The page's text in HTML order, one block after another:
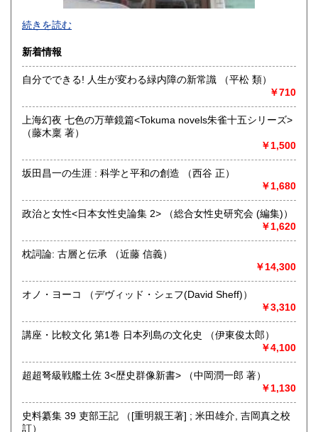
熊本県
宮崎県
沖縄県 300円
不死鳥BOOKSでは、書籍だけでなくCD、DVD、レコード、
ゲーム、おもちゃ、骨董品まであらゆるものの買い取りがで
にお問い合わせください。出張費は、無料です。
沿線名：伯備線・桃太郎線(吉備線)
営業時間：9時から17時
定休日：年中無休
不死鳥BOOKSでは、書籍だけでなくCD、DVD、レコード、
ゲーム、おもちゃ、骨董品まであらゆるものの買い取りがで
にお問い合わせください。出張費は、無料です。
取り扱い分野
哲学宗教、歴史、社会科学、自然科学、美術工芸、趣味、外
続きを読む
新着情報
自分でできる! 人生が変わる緑内障の新常識 （平松 類）
￥710
上海幻夜 七色の万華鏡篇<Tokuma novels朱雀十五シリーズ>
（藤木稟 著）
￥1,500
坂田昌一の生涯 : 科学と平和の創造 （西谷 正）
￥1,680
政治と女性<日本女性史論集 2> （総合女性史研究会 (編集)）
￥1,620
枕詞論: 古層と伝承 （近藤 信義）
￥14,300
オノ・ヨーコ （デヴィッド・シェフ(David Sheff)）
￥3,310
講座・比較文化 第1巻 日本列島の文化史 （伊東俊太郎）
￥4,100
超超弩級戦艦土佐 3<歴史群像新書> （中岡潤一郎 著）
￥1,130
史料纂集 39 吏部王記 （[重明親王著] ; 米田雄介, 吉岡真之校
訂）